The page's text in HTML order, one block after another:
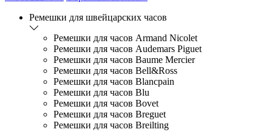
Ремешки для швейцарских часов
Ремешки для часов Armand Nicolet
Ремешки для часов Audemars Piguet
Ремешки для часов Baume Mercier
Ремешки для часов Bell&Ross
Ремешки для часов Blancpain
Ремешки для часов Blu
Ремешки для часов Bovet
Ремешки для часов Breguet
Ремешки для часов Breilting